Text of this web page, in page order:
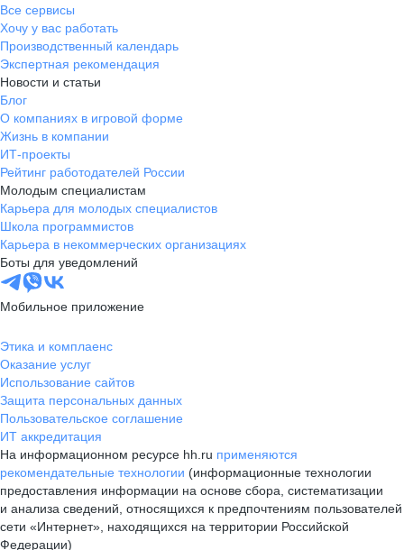
Все сервисы
Хочу у вас работать
Производственный календарь
Экспертная рекомендация
Новости и статьи
Блог
О компаниях в игровой форме
Жизнь в компании
ИТ-проекты
Рейтинг работодателей России
Молодым специалистам
Карьера для молодых специалистов
Школа программистов
Карьера в некоммерческих организациях
Боты для уведомлений
Мобильное приложение
Этика и комплаенс
Оказание услуг
Использование сайтов
Защита персональных данных
Пользовательское соглашение
ИТ аккредитация
На информационном ресурсе hh.ru применяются
рекомендательные технологии (информационные технологии
предоставления информации на основе сбора, систематизации
и анализа сведений, относящихся к предпочтениям пользователей
сети «Интернет», находящихся на территории Российской
Федерации)